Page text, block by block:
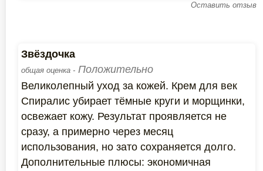
Оставить отзыв
Звёздочка
общая оценка - Положительно
Великолепный уход за кожей. Крем для век
Спиралис убирает тёмные круги и морщинки,
освежает кожу. Результат проявляется не
сразу, а примерно через месяц
использования, но зато сохраняется долго.
Дополнительные плюсы: экономичная